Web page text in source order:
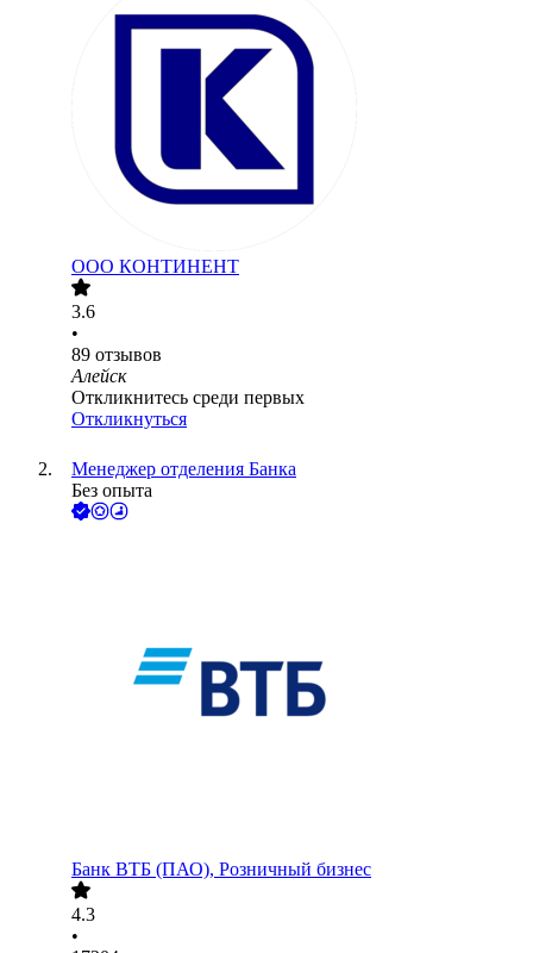
ООО КОНТИНЕНТ
3.6
•
89 отзывов
Алейск
Откликнитесь среди первых
Откликнуться
Менеджер отделения Банка
Без опыта
Банк ВТБ (ПАО), Розничный бизнес
4.3
•